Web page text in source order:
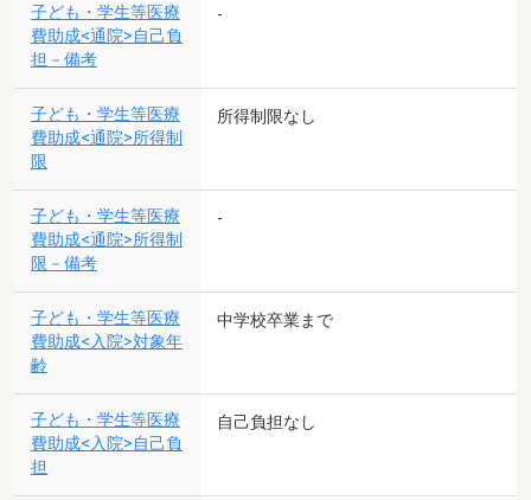
子ども・学生等医療
費助成<通院>自己負
担－備考
-
子ども・学生等医療
費助成<通院>所得制
限
所得制限なし
子ども・学生等医療
費助成<通院>所得制
限－備考
-
子ども・学生等医療
費助成<入院>対象年
齢
中学校卒業まで
子ども・学生等医療
費助成<入院>自己負
担
自己負担なし